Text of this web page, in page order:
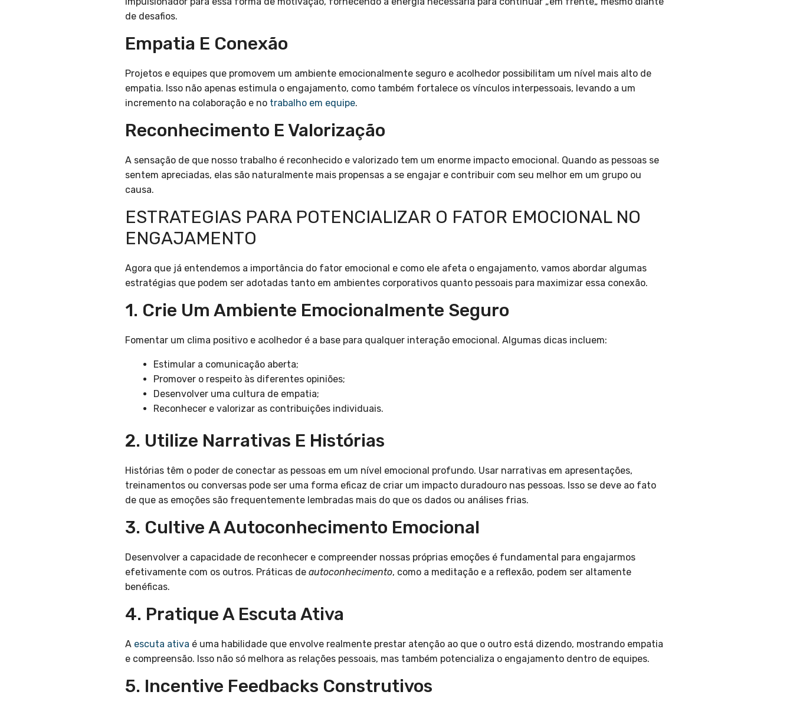
de desafios.
Empatia E Conexão
Projetos e equipes que promovem um ambiente emocionalmente seguro e acolhedor possibilitam um nível mais alto de
empatia. Isso não apenas estimula o engajamento, como também fortalece os vínculos interpessoais, levando a um
incremento na colaboração e no trabalho em equipe.
Reconhecimento E Valorização
A sensação de que nosso trabalho é reconhecido e valorizado tem um enorme impacto emocional. Quando as pessoas se
sentem apreciadas, elas são naturalmente mais propensas a se engajar e contribuir com seu melhor em um grupo ou
causa.
ESTRATEGIAS PARA POTENCIALIZAR O FATOR EMOCIONAL NO
ENGAJAMENTO
Agora que já entendemos a importância do fator emocional e como ele afeta o engajamento, vamos abordar algumas
estratégias que podem ser adotadas tanto em ambientes corporativos quanto pessoais para maximizar essa conexão.
1. Crie Um Ambiente Emocionalmente Seguro
Fomentar um clima positivo e acolhedor é a base para qualquer interação emocional. Algumas dicas incluem:
Estimular a comunicação aberta;
Promover o respeito às diferentes opiniões;
Desenvolver uma cultura de empatia;
Reconhecer e valorizar as contribuições individuais.
2. Utilize Narrativas E Histórias
Histórias têm o poder de conectar as pessoas em um nível emocional profundo. Usar narrativas em apresentações,
treinamentos ou conversas pode ser uma forma eficaz de criar um impacto duradouro nas pessoas. Isso se deve ao fato
de que as emoções são frequentemente lembradas mais do que os dados ou análises frias.
3. Cultive A Autoconhecimento Emocional
Desenvolver a capacidade de reconhecer e compreender nossas próprias emoções é fundamental para engajarmos
efetivamente com os outros. Práticas de autoconhecimento, como a meditação e a reflexão, podem ser altamente
benéficas.
4. Pratique A Escuta Ativa
A escuta ativa é uma habilidade que envolve realmente prestar atenção ao que o outro está dizendo, mostrando empatia
e compreensão. Isso não só melhora as relações pessoais, mas também potencializa o engajamento dentro de equipes.
5. Incentive Feedbacks Construtivos